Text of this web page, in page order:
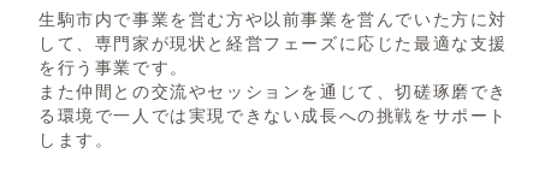
生駒市内で事業を営む方や以前事業を営んでいた方に対
して、専門家が現状と経営フェーズに応じた最適な支援
を行う事業です。
また仲間との交流やセッションを通じて、切磋琢磨でき
る環境で一人では実現できない成長への挑戦をサポート
します。